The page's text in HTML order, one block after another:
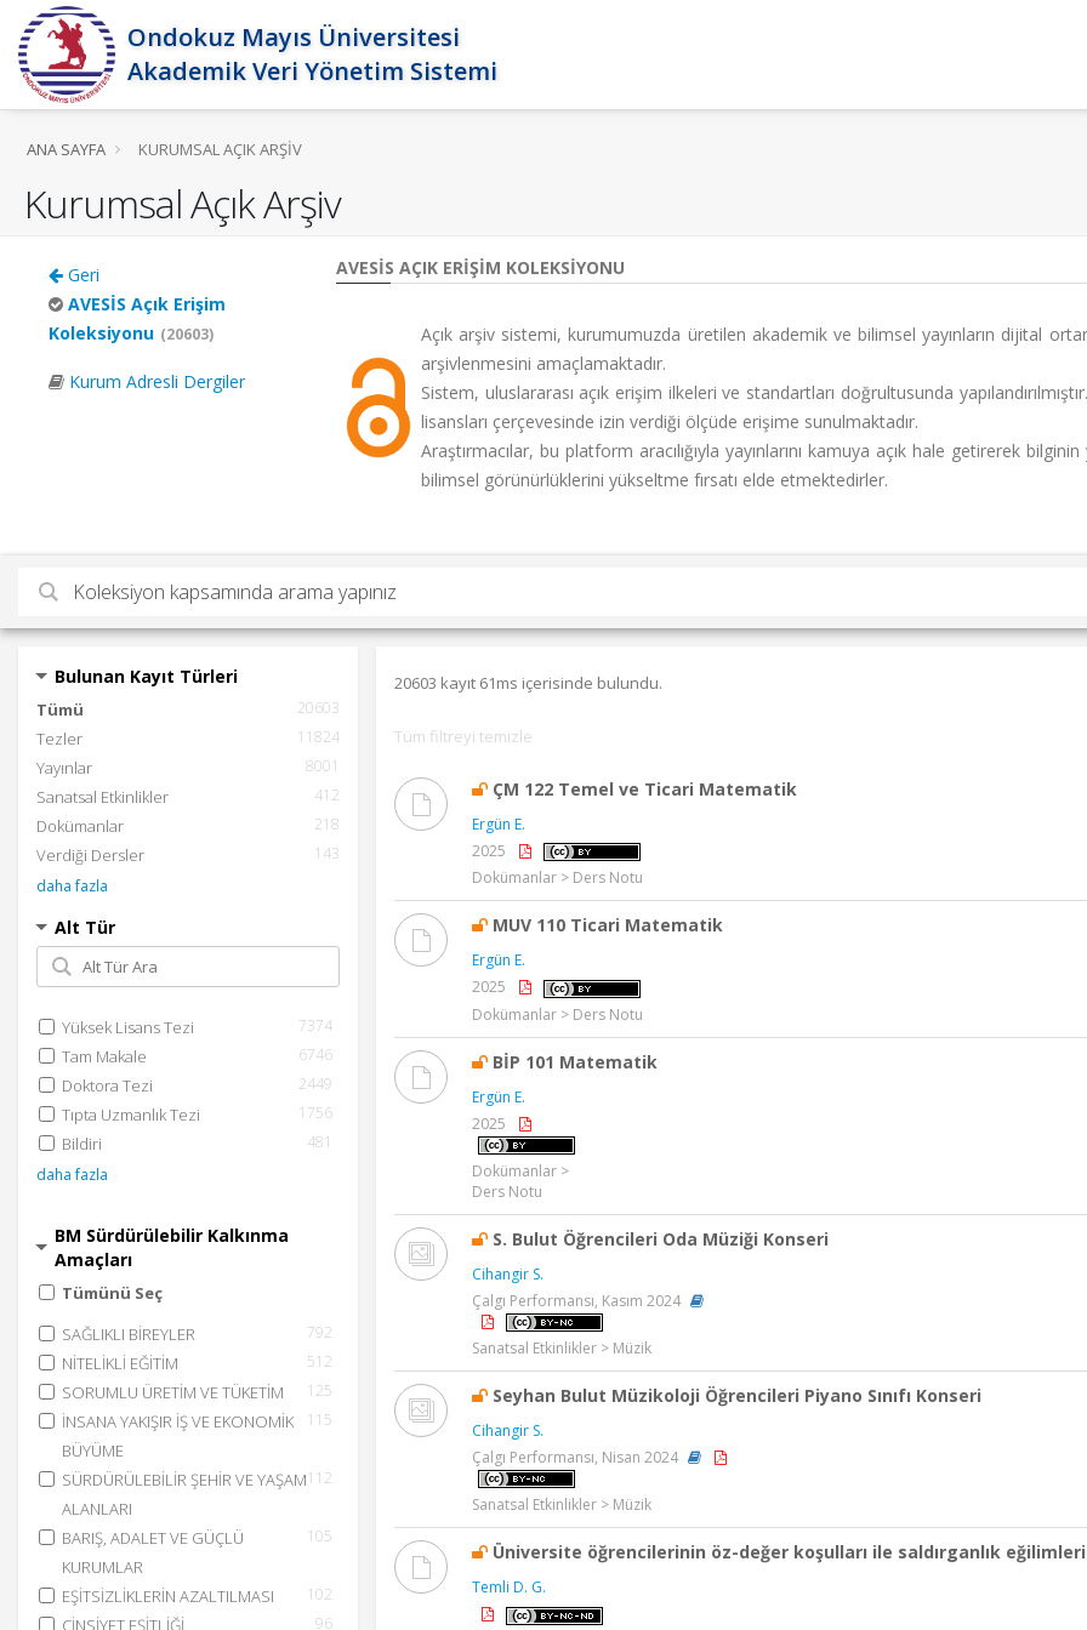
Ondokuz Mayıs Üniversitesi
Akademik Veri Yönetim Sistemi
ANA SAYFA KURUMSAL AÇIK ARŞIV
Kurumsal Açık Arşiv
Geri
AVESİS Açık Erişim
Koleksiyonu (20603)
Kurum Adresli Dergiler
AVESİS AÇIK ERIŞIM KOLEKSIYONU
Açık arşiv sistemi, kurumumuzda üretilen akademik ve bilimsel yayınların dijital
arşivlenmesini amaçlamaktadır.
Sistem, uluslararası açık erişim ilkeleri ve standartları doğrultusunda
lisansları çerçevesinde izin verdiği ölçüde erişime sunulmaktadır.
Araştırmacılar, bu platform aracılığıyla yayınlarını kamuya açık hale getirerek
bilimsel görünürlüklerini yükseltme fırsatı elde etmektedirler.
Bulunan Kayıt Türleri
Tümü 20603
Tezler 11824
Yayınlar 8001
Sanatsal Etkinlikler 412
Dokümanlar 218
Verdiği Dersler
143
daha fazla
Alt Tür
Yüksek Lisans Tezi 7374
Tam Makale 6746
Doktora Tezi 2449
Tıpta Uzmanlık Tezi 1756
Bildiri
481
daha fazla
BM Sürdürülebilir Kalkınma
Amaçları
Tümünü Seç
SAĞLIKLI BİREYLER
792
NİTELİKLİ EĞİTİM 512
SORUMLU ÜRETİM VE TÜKETİM 125
İNSANA YAKIŞIR İŞ VE EKONOMİK
BÜYÜME
115
SÜRDÜRÜLEBİLİR ŞEHİR VE YAŞAM
ALANLARI
112
BARIŞ, ADALET VE GÜÇLÜ
KURUMLAR
105
EŞİTSİZLİKLERİN AZALTILMASI 102
CİNSİYET EŞİTLİĞİ 96
20603 kayıt 61ms içerisinde bulundu.
Tüm filtreyi temizle
ÇM 122 Temel ve Ticari Matematik
Ergün E.
2025
Dokümanlar > Ders Notu
MUV 110 Ticari Matematik
Ergün E.
2025
Dokümanlar > Ders Notu
BİP 101 Matematik
Ergün E.
2025
Dokümanlar >
Ders Notu
S. Bulut Öğrencileri Oda Müziği Konseri
Cihangir S.
Çalgı Performansı, Kasım 2024
Sanatsal Etkinlikler > Müzik
Seyhan Bulut Müzikoloji Öğrencileri Piyano Sınıfı Konseri
Cihangir S.
Çalgı Performansı, Nisan 2024
Sanatsal Etkinlikler > Müzik
Üniversite öğrencilerinin öz-değer koşulları ile saldırganlık
Temli D. G.